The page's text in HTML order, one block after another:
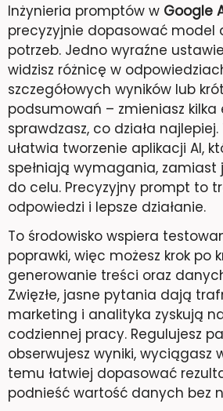
Inżynieria promptów w Google
precyzyjnie dopasować model
potrzeb. Jedno wyraźne
widzisz różnicę w
szczegółowych wyników lub
podsumowań – zmieniasz
sprawdzasz, co działa
ułatwia tworzenie aplikacji AI,
spełniają wymagania, zamiast
do celu. Precyzyjny prompt to
odpowiedzi i lepsze działanie.
To środowisko wspiera
poprawki, więc możesz krok po
generowanie treści oraz
Zwięzłe, jasne pytania dają
marketing i analityka zyskują
codziennej pracy. Regulujesz
obserwujesz wyniki, wyciągasz
temu łatwiej dopasować
podnieść wartość danych bez